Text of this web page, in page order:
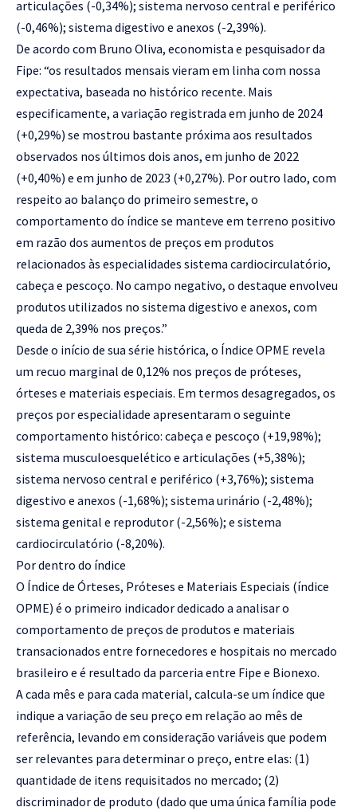
articulações (-0,34%); sistema nervoso central e periférico
(-0,46%); sistema digestivo e anexos (-2,39%).
De acordo com Bruno Oliva, economista e pesquisador da
Fipe: “os resultados mensais vieram em linha com nossa
expectativa, baseada no histórico recente. Mais
especificamente, a variação registrada em junho de 2024
(+0,29%) se mostrou bastante próxima aos resultados
observados nos últimos dois anos, em junho de 2022
(+0,40%) e em junho de 2023 (+0,27%). Por outro lado, com
respeito ao balanço do primeiro semestre, o
comportamento do índice se manteve em terreno positivo
em razão dos aumentos de preços em produtos
relacionados às especialidades sistema cardiocirculatório,
cabeça e pescoço. No campo negativo, o destaque envolveu
produtos utilizados no sistema digestivo e anexos, com
queda de 2,39% nos preços.”
Desde o início de sua série histórica, o Índice OPME revela
um recuo marginal de 0,12% nos preços de próteses,
órteses e materiais especiais. Em termos desagregados, os
preços por especialidade apresentaram o seguinte
comportamento histórico: cabeça e pescoço (+19,98%);
sistema musculoesquelético e articulações (+5,38%);
sistema nervoso central e periférico (+3,76%); sistema
digestivo e anexos (-1,68%); sistema urinário (-2,48%);
sistema genital e reprodutor (-2,56%); e sistema
cardiocirculatório (-8,20%).
Por dentro do índice
O Índice de Órteses, Próteses e Materiais Especiais (índice
OPME) é o primeiro indicador dedicado a analisar o
comportamento de preços de produtos e materiais
transacionados entre fornecedores e hospitais no mercado
brasileiro e é resultado da parceria entre Fipe e Bionexo.
A cada mês e para cada material, calcula-se um índice que
indique a variação de seu preço em relação ao mês de
referência, levando em consideração variáveis que podem
ser relevantes para determinar o preço, entre elas: (1)
quantidade de itens requisitados no mercado; (2)
discriminador de produto (dado que uma única família pode